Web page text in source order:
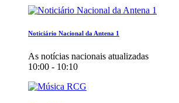
Noticiário Nacional da Antena 1
As notícias nacionais atualizadas
10:00 - 10:10